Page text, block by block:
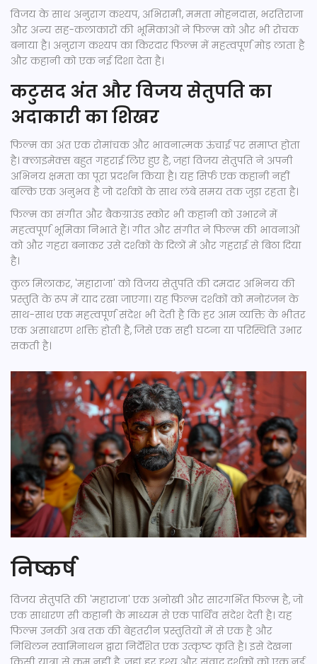
विजय के साथ अनुराग कश्यप, अभिरामी, ममता मोहनदास, भरतिराजा
और अन्य सह-कलाकारों की भूमिकाओं ने फिल्म को और भी रोचक
बनाया है। अनुराग कश्यप का किरदार फिल्म में महत्वपूर्ण मोड़ लाता है
और कहानी को एक नई दिशा देता है।
कटुसद अंत और विजय सेतुपति का
अदाकारी का शिखर
फिल्म का अंत एक रोमांचक और भावनात्मक ऊंचाई पर समाप्त होता
है। क्लाइमेक्स बहुत गहराई लिए हुए है, जहां विजय सेतुपति ने अपनी
अभिनय क्षमता का पूरा प्रदर्शन किया है। यह सिर्फ एक कहानी नहीं
बल्कि एक अनुभव है जो दर्शकों के साथ लंबे समय तक जुड़ा रहता है।
फिल्म का संगीत और बैकग्राउंड स्कोर भी कहानी को उभारने में
महत्वपूर्ण भूमिका निभाते हैं। गीत और संगीत ने फिल्म की भावनाओं
को और गहरा बनाकर उसे दर्शकों के दिलों में और गहराई से बिठा दिया
है।
कुल मिलाकर, 'महाराजा' को विजय सेतुपति की दमदार अभिनय की
प्रस्तुति के रूप में याद रखा जाएगा। यह फिल्म दर्शकों को मनोरंजन के
साथ-साथ एक महत्वपूर्ण संदेश भी देती है कि हर आम व्यक्ति के भीतर
एक असाधारण शक्ति होती है, जिसे एक सही घटना या परिस्थिति उभार
सकती है।
निष्कर्ष
विजय सेतुपति की 'महाराजा' एक अनोखी और सारगर्भित फिल्म है, जो
एक साधारण सी कहानी के माध्यम से एक पा‍र्थिव संदेश देती है। यह
फिल्म उनकी अब तक की बेहतरीन प्रस्तुतियों में से एक है और
निथिलन स्वामिनाथन द्वारा निर्देशित एक उत्कृष्ट कृति है। इसे देखना